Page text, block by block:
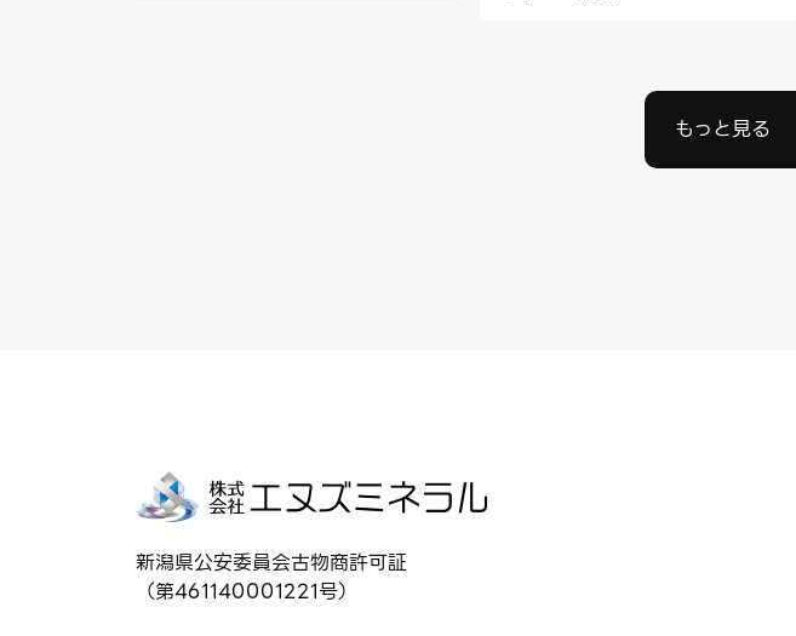
もっと見る
新潟県公安委員会古物商許可証
（第461140001221号）